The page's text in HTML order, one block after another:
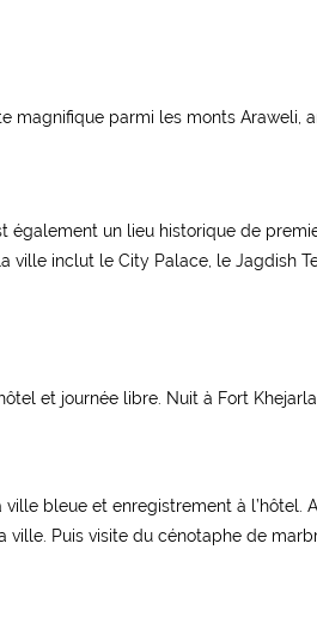
parmi les monts Araweli,
également un lieu historique de
inclut le City Palace, le Jagdish
et journée libre. Nuit à Fort Khejarla.
bleue et enregistrement à l’hôtel.
Puis visite du cénotaphe de